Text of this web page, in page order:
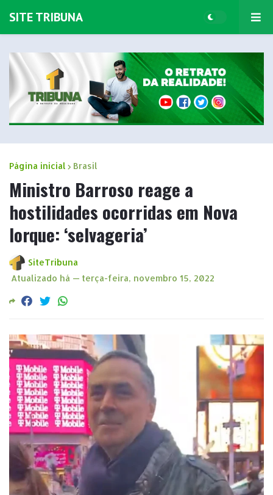
SITE TRIBUNA
Página inicial Brasil
Ministro Barroso reage a
hostilidades ocorridas em Nova
Iorque: ‘selvageria’
SiteTribuna
Atualizado há — terça-feira, novembro 15, 2022